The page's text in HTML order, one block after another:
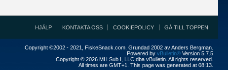
HJÄLP KONTAKTA OSS COOKIEPOLICY GÅ TILL TOPPEN
Copyright ©2002 - 2021, FiskeSnack.com. Grundad 2002 av Anders Bergman.
Powered by vBulletin® Version 5.7.5
Copyright © 2026 MH Sub I, LLC dba vBulletin. All rights reserved.
All times are GMT+1. This page was generated at 08:13.